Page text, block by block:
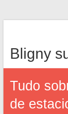
Bligny
Tudo
de